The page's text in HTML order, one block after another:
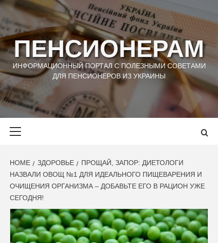
Skip
to
content
ПЕНСИОНЕРАМ
ИНФОРМАЦИОННЫЙ ПОРТАЛ С ПОЛЕЗНЫМИ СОВЕТАМИ
ДЛЯ ПЕНСИОНЕРОВ ИЗ УКРАИНЫ
HOME ЗДОРОВЬЕ
ПРОЩАЙ, ЗАПОР: ДИЕТОЛОГИ
НАЗВАЛИ ОВОЩ №1 ДЛЯ ИДЕАЛЬНОГО ПИЩЕВАРЕНИЯ И
ОЧИЩЕНИЯ ОРГАНИЗМА – ДОБАВЬТЕ ЕГО В РАЦИОН УЖЕ
СЕГОДНЯ!